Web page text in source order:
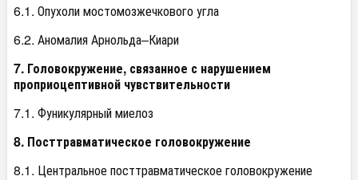
6.1. Опухоли мостомозжечкового угла
6.2. Аномалия Арнольда–Киари
7. Головокружение, связанное с нарушением
проприоцептивной чувствительности
7.1. Фуникулярный миелоз
8. Посттравматическое головокружение
8.1. Центральное посттравматическое головокружение